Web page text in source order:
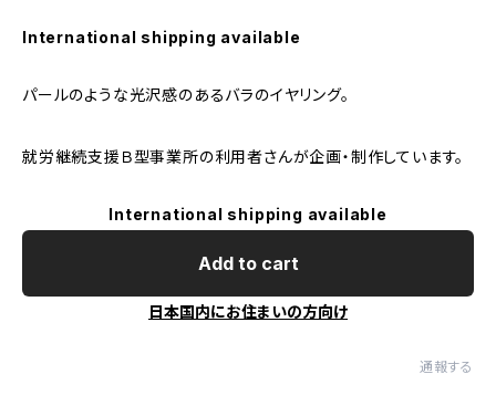
International shipping available
パールのような光沢感のあるバラのイヤリング。
就労継続支援Ｂ型事業所の利用者さんが企画・制作しています。
International shipping available
Add to cart
日本国内にお住まいの方向け
通報する